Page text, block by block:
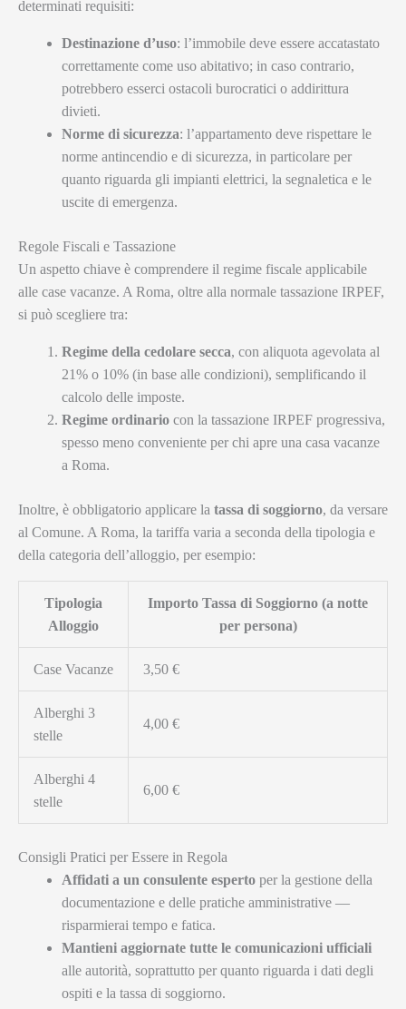
determinati requisiti:
Destinazione d’uso: l’immobile deve essere accatastato
correttamente come uso abitativo; in caso contrario,
potrebbero esserci ostacoli burocratici o addirittura
divieti.
Norme di sicurezza: l’appartamento deve rispettare le
norme antincendio e di sicurezza, in particolare per
quanto riguarda gli impianti elettrici, la segnaletica e le
uscite di emergenza.
Regole Fiscali e Tassazione
Un aspetto chiave è comprendere il regime fiscale applicabile
alle case vacanze. A Roma, oltre alla normale tassazione IRPEF,
si può scegliere tra:
Regime della cedolare secca, con aliquota agevolata al
21% o 10% (in base alle condizioni), semplificando il
calcolo delle imposte.
Regime ordinario con la tassazione IRPEF progressiva,
spesso meno conveniente per chi apre una casa vacanze
a Roma.
Inoltre, è obbligatorio applicare la tassa di soggiorno, da versare
al Comune. A Roma, la tariffa varia a seconda della tipologia e
della categoria dell’alloggio, per esempio:
Tipologia
Alloggio
Importo Tassa di Soggiorno (a notte
per persona)
Case Vacanze 3,50 €
Alberghi 3
stelle
4,00 €
Alberghi 4
stelle
6,00 €
Consigli Pratici per Essere in Regola
Affidati a un consulente esperto per la gestione della
documentazione e delle pratiche amministrative —
risparmierai tempo e fatica.
Mantieni aggiornate tutte le comunicazioni ufficiali
alle autorità, soprattutto per quanto riguarda i dati degli
ospiti e la tassa di soggiorno.